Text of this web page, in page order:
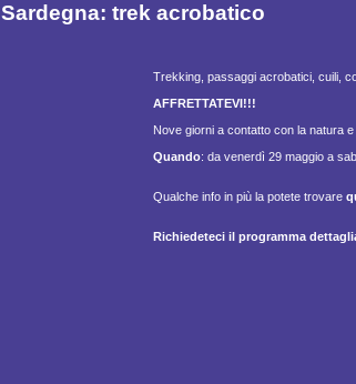
Sardegna: trek acrobatico
Trekking, passaggi acrobatici, cuili,
AFFRETTATEVI!!!
Nove giorni a contatto con la natura
Quando: da venerdì 29 maggio a
Qualche info in più la potete trovare
Richiedeteci il programma